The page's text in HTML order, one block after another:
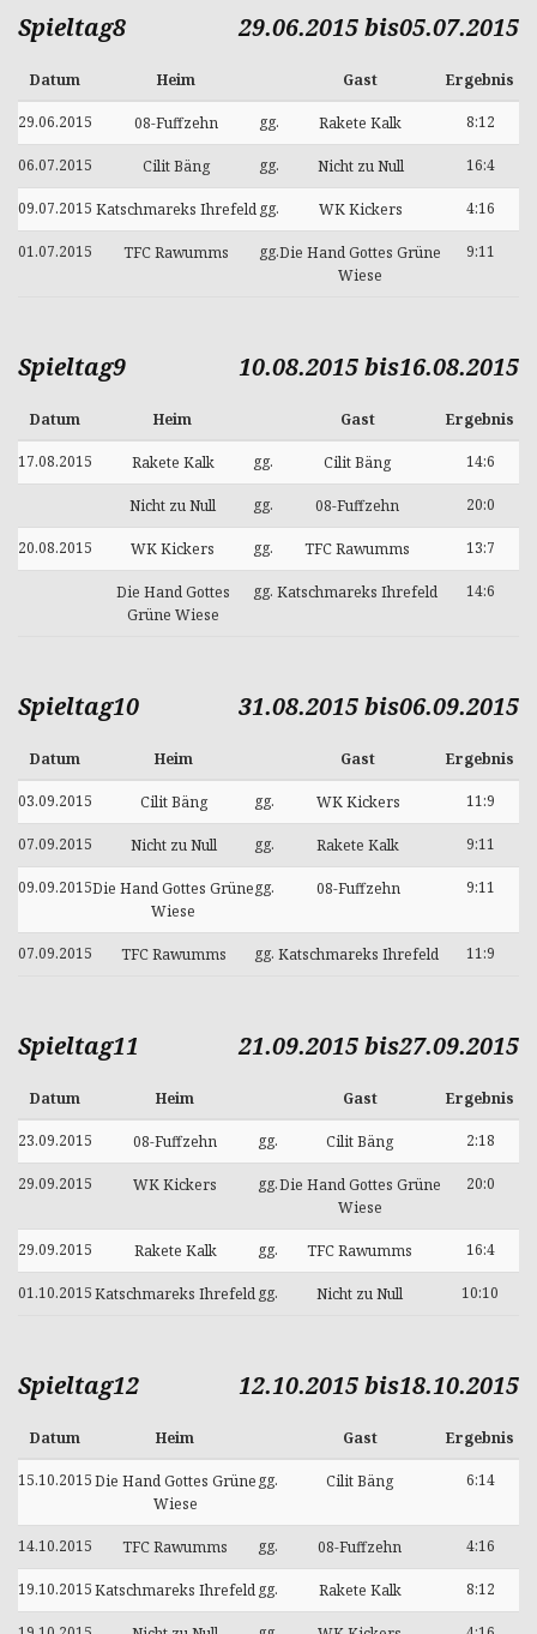
Spieltag8 29.06.2015 bis05.07.2015
Datum Heim Gast Ergebnis
29.06.2015 08-Fuffzehn gg. Rakete Kalk 8:12
06.07.2015 Cilit Bäng gg. Nicht zu Null 16:4
09.07.2015 Katschmareks Ihrefeld gg. WK Kickers 4:16
01.07.2015 TFC Rawumms gg.Die Hand Gottes Grüne
Wiese
9:11
Spieltag9 10.08.2015 bis16.08.2015
Datum Heim Gast Ergebnis
17.08.2015 Rakete Kalk gg. Cilit Bäng 14:6
Nicht zu Null gg. 08-Fuffzehn 20:0
20.08.2015 WK Kickers gg. TFC Rawumms 13:7
Die Hand Gottes
Grüne Wiese
gg. Katschmareks Ihrefeld 14:6
Spieltag10 31.08.2015 bis06.09.2015
Datum Heim Gast Ergebnis
03.09.2015 Cilit Bäng gg. WK Kickers 11:9
07.09.2015 Nicht zu Null gg. Rakete Kalk 9:11
09.09.2015Die Hand Gottes Grüne
Wiese
gg. 08-Fuffzehn 9:11
07.09.2015 TFC Rawumms gg. Katschmareks Ihrefeld 11:9
Spieltag11 21.09.2015 bis27.09.2015
Datum Heim Gast Ergebnis
23.09.2015 08-Fuffzehn gg. Cilit Bäng 2:18
29.09.2015 WK Kickers gg.Die Hand Gottes Grüne
Wiese
20:0
29.09.2015 Rakete Kalk gg. TFC Rawumms 16:4
01.10.2015Katschmareks Ihrefeldgg. Nicht zu Null 10:10
Spieltag12 12.10.2015 bis18.10.2015
Datum Heim Gast Ergebnis
15.10.2015Die Hand Gottes Grüne
Wiese
gg. Cilit Bäng 6:14
14.10.2015 TFC Rawumms gg. 08-Fuffzehn 4:16
19.10.2015Katschmareks Ihrefeldgg. Rakete Kalk 8:12